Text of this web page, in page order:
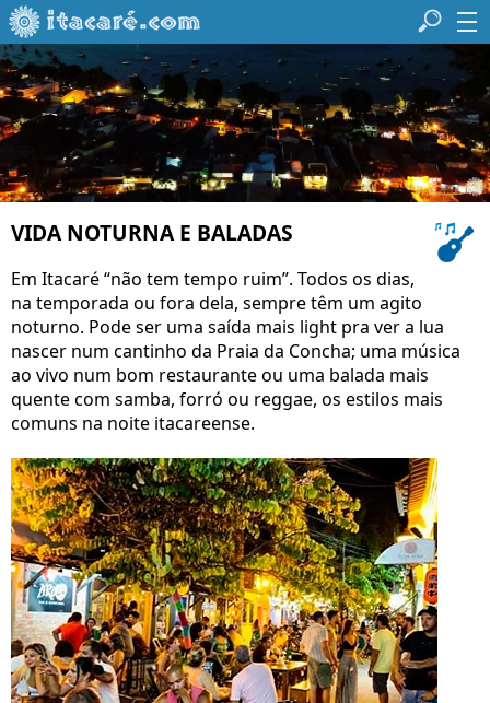
VIDA NOTURNA E BALADAS
Em Itacaré “não tem tempo ruim”. Todos os dias,
na temporada ou fora dela, sempre têm um agito
noturno. Pode ser uma saída mais light pra ver a lua
nascer num cantinho da Praia da Concha; uma música
ao vivo num bom restaurante ou uma balada mais
quente com samba, forró ou reggae, os estilos mais
comuns na noite itacareense.